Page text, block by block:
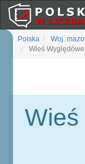
Polska Woj.
Wieś